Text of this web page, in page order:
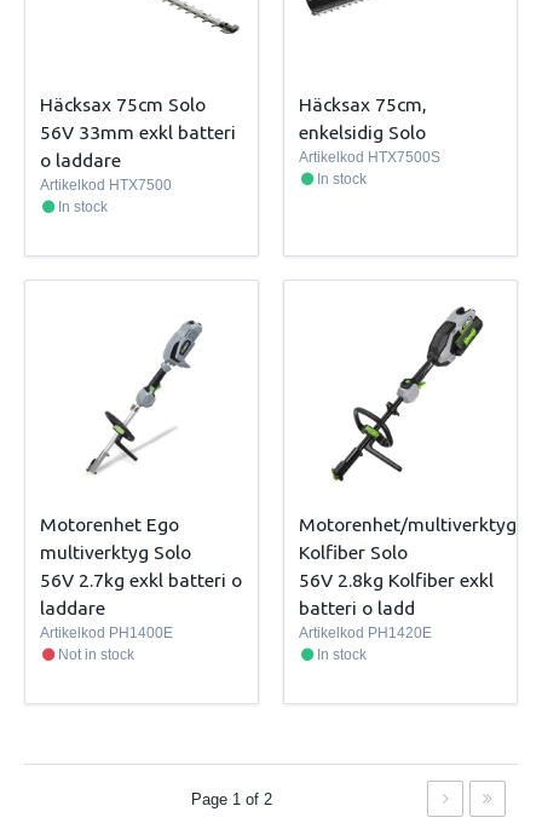
Häcksax 75cm Solo
56V 33mm exkl batteri
o laddare
Artikelkod HTX7500
In stock
Häcksax 75cm,
enkelsidig Solo
Artikelkod HTX7500S
In stock
Motorenhet Ego
multiverktyg Solo
56V 2.7kg exkl batteri o
laddare
Artikelkod PH1400E
Not in stock
Motorenhet/multiverktyg
Kolfiber Solo
56V 2.8kg Kolfiber exkl
batteri o ladd
Artikelkod PH1420E
In stock
Page 1 of 2